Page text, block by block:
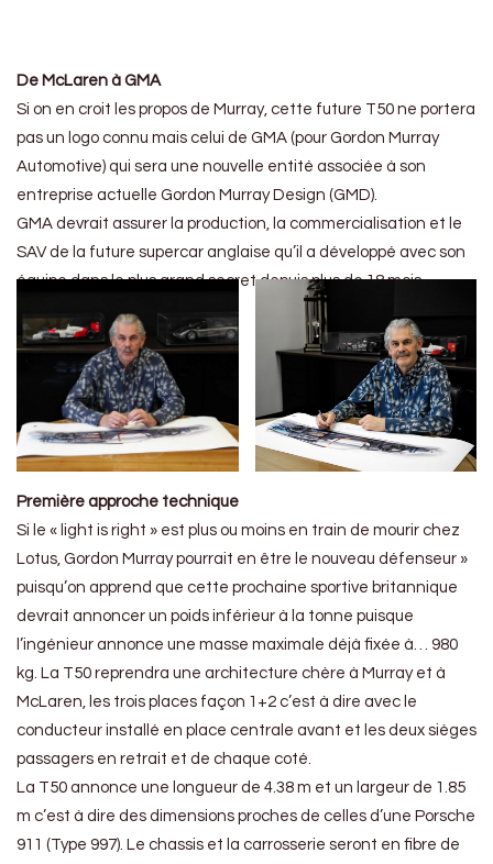
De McLaren à GMA
Si on en croit les propos de Murray, cette future T50 ne portera
pas un logo connu mais celui de GMA (pour Gordon Murray
Automotive) qui sera une nouvelle entité associée à son
entreprise actuelle Gordon Murray Design (GMD).
GMA devrait assurer la production, la commercialisation et le
SAV de la future supercar anglaise qu’il a développé avec son
équipe dans le plus grand secret depuis plus de 18 mois.
Première approche technique
Si le « light is right » est plus ou moins en train de mourir chez
Lotus, Gordon Murray pourrait en être le nouveau défenseur »
puisqu’on apprend que cette prochaine sportive britannique
devrait annoncer un poids inférieur à la tonne puisque
l’ingénieur annonce une masse maximale déjà fixée à… 980
kg. La T50 reprendra une architecture chère à Murray et à
McLaren, les trois places façon 1+2 c’est à dire avec le
conducteur installé en place centrale avant et les deux sièges
passagers en retrait et de chaque coté.
La T50 annonce une longueur de 4.38 m et un largeur de 1.85
m c’est à dire des dimensions proches de celles d’une Porsche
911 (Type 997). Le chassis et la carrosserie seront en fibre de